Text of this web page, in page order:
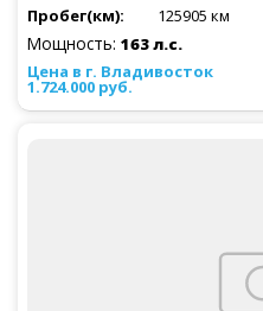
125905 км
Мощность: 163 л.с.
1.724.000 руб.